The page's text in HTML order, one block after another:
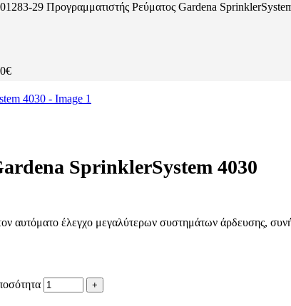
01283-29 Προγραμματιστής Ρεύματος Gardena
€
SprinklerSystem 4030
αυτόματο έλεγχο μεγαλύτερων συστημάτων άρδευσης,